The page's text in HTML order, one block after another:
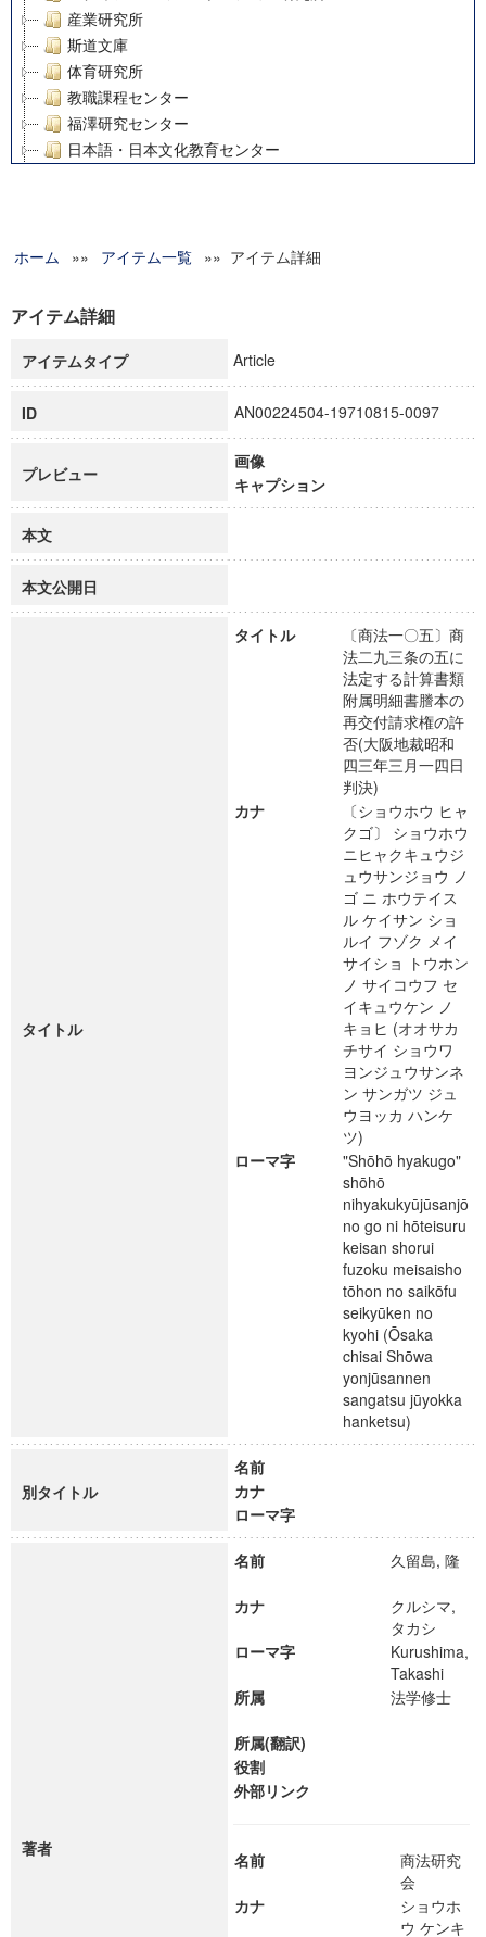
産業研究所
斯道文庫
体育研究所
教職課程センター
福澤研究センター
日本語・日本文化教育センター
グローバルリサーチインスティテュート
科学研究費補助金研究成果報告書
慶應義塾大学グローバルCOEプログラム市民社会ガバナンス
慶應義塾大学グローバルCOEプログラム論理と感性の先端的
博士課程教育リーディングプログラム「超成熟社会発展のサ
学術雑誌掲載論文等(8)
ホーム »» アイテム一覧 »» アイテム詳細
アイテム詳細
アイテムタイプ Article
ID AN00224504-19710815-0097
プレビュー
画像
キャプション
本文
本文公開日
タイトル
タイトル
〔商法一〇五〕商
法二九三条の五に
法定する計算書類
附属明細書謄本の
再交付請求権の許
否(大阪地裁昭和
四三年三月一四日
判決)
カナ
〔ショウホウ ヒャ
クゴ〕 ショウホウ
ニヒャクキュウジ
ュウサンジョウ ノ
ゴ ニ ホウテイス
ル ケイサン ショ
ルイ フゾク メイ
サイショ トウホン
ノ サイコウフ セ
イキュウケン ノ
キョヒ (オオサカ
チサイ ショウワ
ヨンジュウサンネ
ン サンガツ ジュ
ウヨッカ ハンケ
ツ)
ローマ字
"Shōhō hyakugo"
shōhō
nihyakukyūjūsanjō
no go ni hōteisuru
keisan shorui
fuzoku meisaisho
tōhon no saikōfu
seikyūken no
kyohi (Ōsaka
chisai Shōwa
yonjūsannen
sangatsu jūyokka
hanketsu)
別タイトル
名前
カナ
ローマ字
著者
名前 久留島, 隆
カナ
クルシマ,
タカシ
ローマ字
Kurushima,
Takashi
所属
法学修士
所属(翻訳)
役割
外部リンク
名前
商法研究
会
カナ
ショウホ
ウ ケンキ